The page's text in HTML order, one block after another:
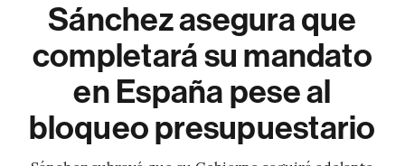
Sánchez asegura que
completará su mandato
en España pese al
bloqueo presupuestario